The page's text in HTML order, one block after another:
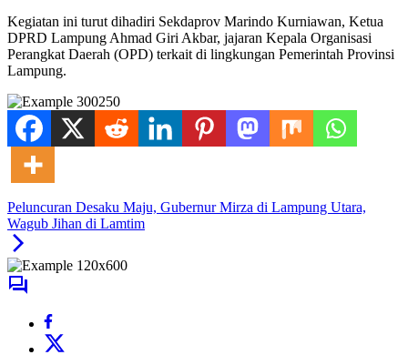
Kegiatan ini turut dihadiri Sekdaprov Marindo Kurniawan, Ketua
DPRD Lampung Ahmad Giri Akbar, jajaran Kepala Organisasi
Perangkat Daerah (OPD) terkait di lingkungan Pemerintah Provinsi
Lampung.
Peluncuran Desaku Maju, Gubernur Mirza di Lampung Utara,
Wagub Jihan di Lamtim